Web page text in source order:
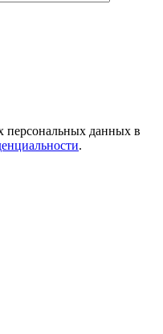
персональных данных в
.